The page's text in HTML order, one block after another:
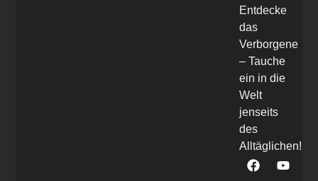
Entdecke
das
Verborgene
– Tauche
ein in die
Welt
jenseits
des
Alltäglichen!